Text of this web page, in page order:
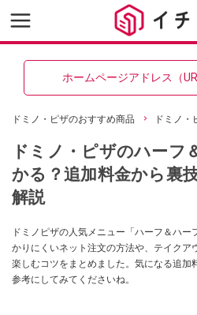
ホームページアドレス（
ドミノ・ピザのおすすめ商品 ドミノ・
ドミノ・ピザのハーフ
かる？追加料金から裏
解説
ドミノピザの人気メニュー「ハーフ＆ハ
かりにくいネット注文の方法や、テイクア
楽しむコツをまとめました。気になる追加
参考にしてみてくださいね。